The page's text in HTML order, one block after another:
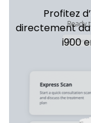
Profitez
directement
i900